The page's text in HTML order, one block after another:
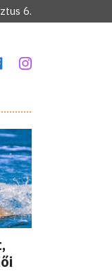
6.